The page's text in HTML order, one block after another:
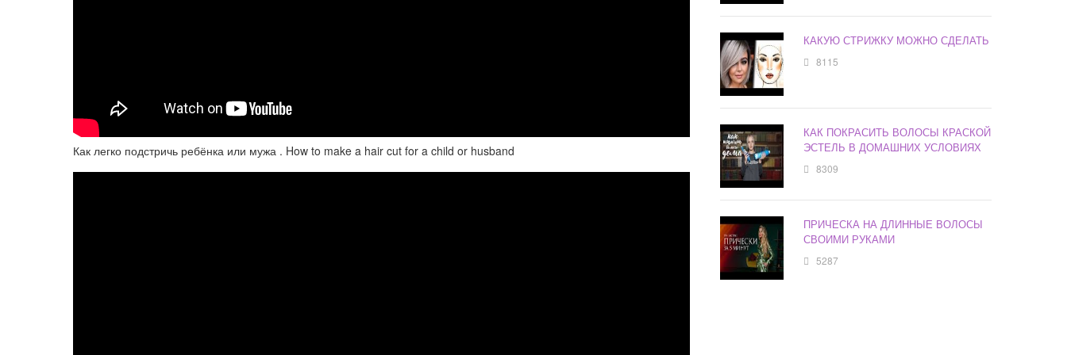
Как легко подстричь ребёнка или мужа . How to make a hair cut for a child or husband
КАКУЮ СТРИЖКУ МОЖНО СДЕЛАТЬ
8115
КАК ПОКРАСИТЬ ВОЛОСЫ КРАСКОЙ
ЭСТЕЛЬ В ДОМАШНИХ УСЛОВИЯХ
8309
ПРИЧЕСКА НА ДЛИННЫЕ ВОЛОСЫ
СВОИМИ РУКАМИ
5287